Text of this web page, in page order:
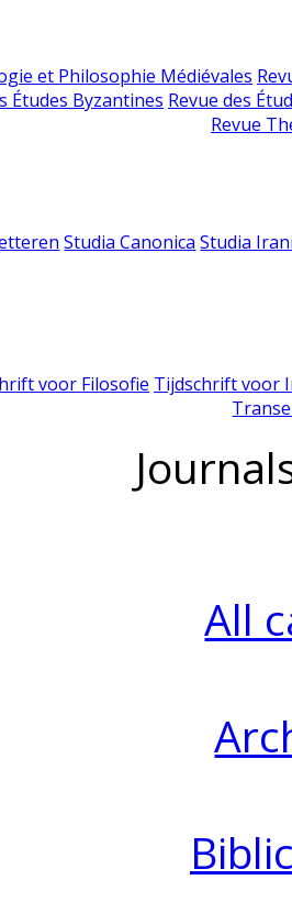
et Philosophie Médiévales
Études Byzantines Revue des
Revue
Studia Canonica Studia
voor Filosofie Tijdschrift voor
All